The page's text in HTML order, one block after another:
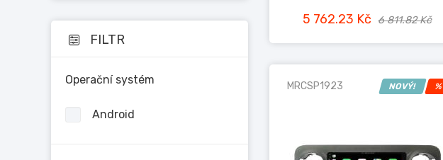
FILTR
Operační systém
Android
5 762.23 Kč 6 811.82 Kč
NOVÝ! %
MRCSP1923